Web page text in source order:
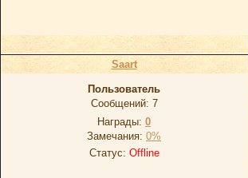
Saart
Пoльзoватель
Сообщений: 7
Награды: 0
Замечания: 0%
Статус: Offline